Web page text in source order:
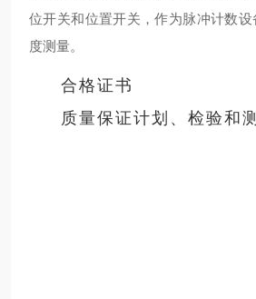
位开关和位置开关，作为脉冲计数
度测量。
合格证书
质量保证计划、检验和